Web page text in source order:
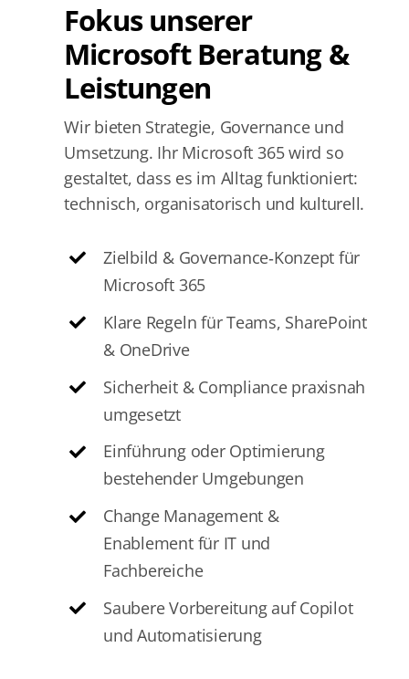
Fokus unserer
Microsoft Beratung &
Leistungen
Wir bieten Strategie, Governance und
Umsetzung. Ihr Microsoft 365 wird so
gestaltet, dass es im Alltag funktioniert:
technisch, organisatorisch und kulturell.
Zielbild & Governance‑Konzept für
Microsoft 365
Klare Regeln für Teams, SharePoint
& OneDrive
Sicherheit & Compliance praxisnah
umgesetzt
Einführung oder Optimierung
bestehender Umgebungen
Change Management &
Enablement für IT und
Fachbereiche
Saubere Vorbereitung auf Copilot
und Automatisierung